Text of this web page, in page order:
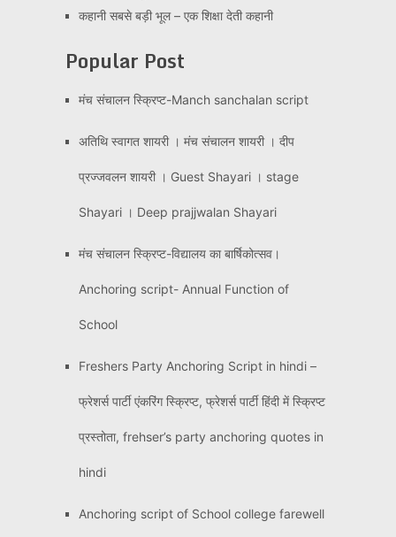
कहानी सबसे बड़ी भूल – एक शिक्षा देती कहानी
Popular Post
मंच संचालन स्क्रिप्ट-Manch sanchalan script
अतिथि स्वागत शायरी । मंच संचालन शायरी । दीप
प्रज्जवलन शायरी । Guest Shayari । stage
Shayari । Deep prajjwalan Shayari
मंच संचालन स्क्रिप्ट-विद्यालय का बार्षिकोत्सव।
Anchoring script- Annual Function of
School
Freshers Party Anchoring Script in hindi –
फ्रेशर्स पार्टी एंकरिंग स्क्रिप्ट, फ्रेशर्स पार्टी हिंदी में स्क्रिप्ट
प्रस्तोता, frehser’s party anchoring quotes in
hindi
Anchoring script of School college farewell